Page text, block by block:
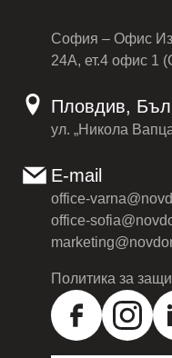
София – Офис
24А, ет.4 офис 1
Пловдив,
ул. „Никола
E-mail
office-
office-
Политика за